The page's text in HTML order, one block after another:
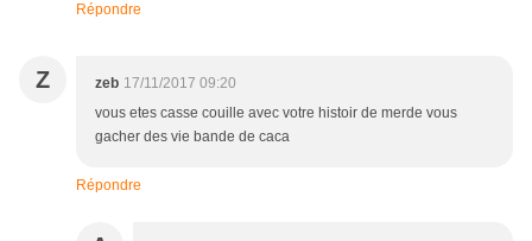
Répondre
Z zeb 17/11/2017 09:20
vous etes casse couille avec votre histoir de merde vous
gacher des vie bande de caca
Répondre